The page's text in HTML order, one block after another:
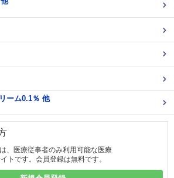
ーム0.1％ 他
、医療従事者のみ利用可能な医療
トです。会員登録は無料です。